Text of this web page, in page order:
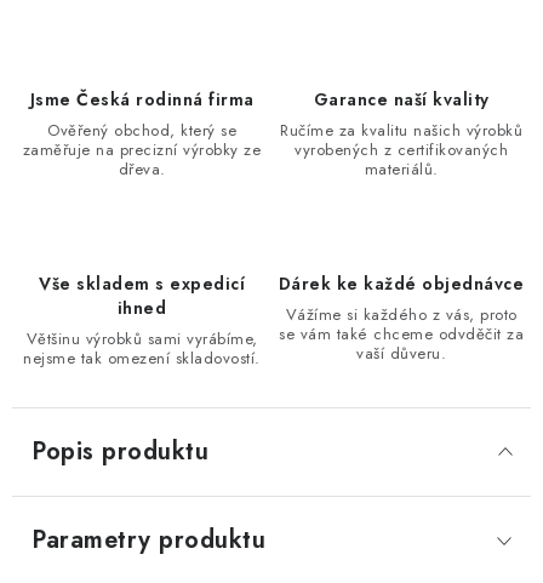
Jsme Česká rodinná firma
Ověřený obchod, který se
zaměřuje na precizní výrobky ze
dřeva.
Garance naší kvality
Ručíme za kvalitu našich výrobků
vyrobených z certifikovaných
materiálů.
Vše skladem s expedicí
ihned
Většinu výrobků sami vyrábíme,
nejsme tak omezení skladovostí.
Dárek ke každé objednávce
Vážíme si každého z vás, proto
se vám také chceme odvděčit za
vaší důveru.
Popis produktu
Parametry produktu